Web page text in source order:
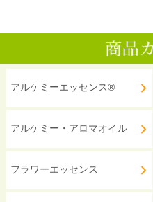
アルケミーエッセンス®
アルケミー・アロマオイル
フラワーエッセンス